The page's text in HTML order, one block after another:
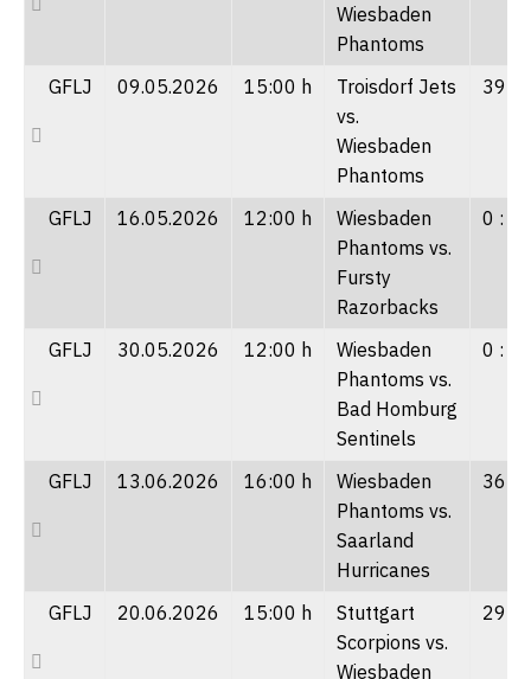
Wiesbaden
Phantoms
GFLJ 09.05.2026 15:00 h
Troisdorf Jets
vs.
Wiesbaden
Phantoms
39 : 0
GFLJ 16.05.2026 12:00 h
Wiesbaden
Phantoms vs.
Fursty
Razorbacks
0 : 48
GFLJ 30.05.2026 12:00 h
Wiesbaden
Phantoms vs.
Bad Homburg
Sentinels
0 : 21
GFLJ 13.06.2026 16:00 h
Wiesbaden
Phantoms vs.
Saarland
Hurricanes
36 : 0
GFLJ 20.06.2026 15:00 h
Stuttgart
Scorpions vs.
Wiesbaden
29 :